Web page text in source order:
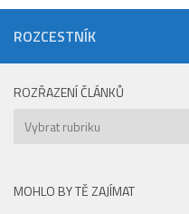
ROZCESTNÍK
ROZŘAZENÍ ČLÁNKŮ
Rozřazení
článků
MOHLO BY TĚ ZAJÍMAT